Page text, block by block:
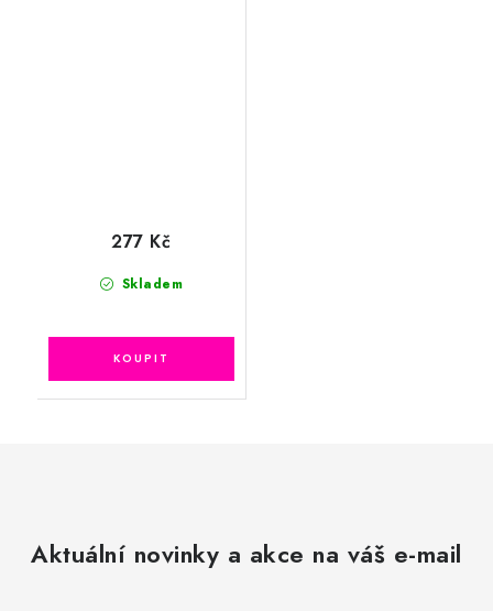
Skladem
277 Kč
Aktuální novinky a akce na váš e-mail